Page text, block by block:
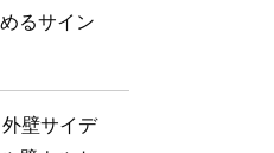
るサイン
壁サイデ